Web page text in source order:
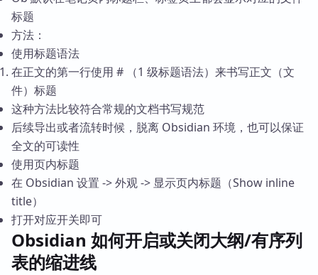
标题
方法：
使用标题语法
在正文的第一行使用 # （1 级标题语法）来书写正文（文
件）标题
这种方法比较符合常规的文档书写规范
后续导出或者流转时候，脱离 Obsidian 环境，也可以保证
全文的可读性
使用页内标题
在 Obsidian 设置 -> 外观 -> 显示页内标题（Show inline
title）
打开对应开关即可
Obsidian 如何开启或关闭大纲/有序列
表的缩进线